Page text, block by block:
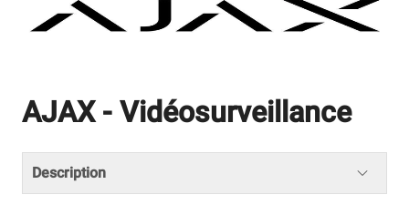
AJAX - Vidéosurveillance
Description